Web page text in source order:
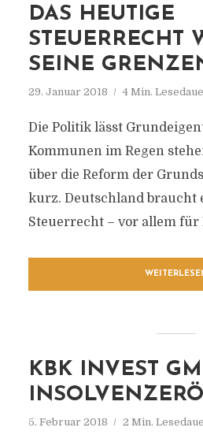
DAS HEUTIGE
STEUERRECHT
SEINE GRENZEN
29. Januar 2018 4 Min.
Die Politik lässt
Kommunen im Regen
über die Reform der
kurz. Deutschland braucht
Steuerrecht – vor allem für
KBK INVEST
5. Februar 2018 2 Min.